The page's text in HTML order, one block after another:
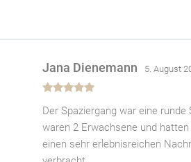
mit 5von 5
Jana Dienemann 5. August
Der Spaziergang war eine runde
waren 2 Erwachsene und
einen sehr erlebnisreichen